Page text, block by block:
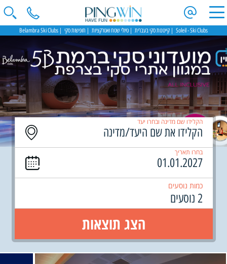
Soleil - Ski Clubs קייטנות סקי בעברית טיולי שטח ואטרקציות חופשות סקי Belambra Ski Clubs
הקלידו שם מדינה ובחרו יעד
בחרו תאריך
כמות נוסעים
2 נוסעים
הצג תוצאות